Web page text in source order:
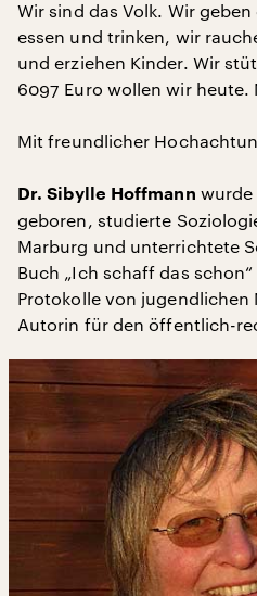
Wir sind das Volk. Wir
essen und trinken, wir
und erziehen Kinder. Wir
6097 Euro wollen wir heute.
Mit freundlicher
Dr. Sibylle Hoffmann wurde
geboren, studierte
Marburg und unterrichtete
Buch „Ich schaff das
Protokolle von jugendlichen
Autorin für den öffentlich-